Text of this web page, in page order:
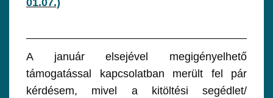
01.07.)
A január elsejével megigényelhető
támogatással kapcsolatban merült fel pár
kérdésem, mivel a kitöltési segédlet/